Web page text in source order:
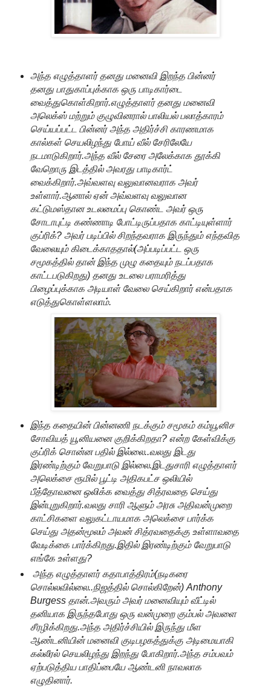
அந்த எழுத்தாளர் தனது மனைவி இறந்த பின்னர்
தனது பாதுகாப்புக்காக ஒரு பாடிகார்டை
வைத்துகொள்கிறார்.எழுத்தாளர் தனது மனைவி
அலெக்ஸ் மற்றும் குழுவினரால் பாலியல் பலாத்காரம்
செய்யப்பட்ட பின்னர் அந்த அதிர்ச்சி காரணமாக
கால்கள் செயலிழந்து போய் வீல் சேரிலேயே
நடமாடுகிறார்.அந்த வீல்சேரை அலேக்காக தூக்கி
வேறொரு இடத்தில் அவரது பாடிகார்ட்
வைக்கிறார்.அவ்வளவு வலுவானவராக அவர்
உள்ளார்.ஆனால் ஏன் அவ்வளவு வலுவான
கட்டுமஸ்தான உடலமைப்பு கொண்ட அவர் ஒரு
சோடாபுட்டி கண்ணாடி போட்டிருப்பதாக காட்டியுள்ளார்
குப்ரிக்? அவர் படிப்பில் சிறந்தவராக இருந்தும் எந்தவித
வேலையும் கிடைக்காததால்(அப்படிப்பட்ட ஒரு
சமூகத்தில் தான் இந்த முழு கதையும் நடப்பதாக
காட்டபடுகிறது) தனது உடலை பராமரித்து
பிழைப்புக்காக அடியாள் வேலை செய்கிறார் என்பதாக
எடுத்துகொள்ளலாம்.
இந்த கதையின் பின்னணி நடக்கும் சமூகம் கம்யூனிச
சோவியத் யூனியனை குறிக்கிறதா? என்ற கேள்விக்கு
குப்ரிக் சொன்ன பதில் இல்லை..வலது இடது
இரண்டிற்கும் வேறுபாடு இல்லை.இடதுசாரி எழுத்தாளர்
அலெக்சை ரூமில் பூட்டி அதிகபட்ச ஒலியில்
பீத்தோவனை ஒலிக்க வைத்து சித்ரவதை செய்து
இன்புறுகிறார்.வலது சாரி ஆளும் அரசு அதிவன்முறை
காட்சிகளை வலுகட்டாயமாக அலெக்சை பார்க்க
செய்து அதன்மூலம் அவன் சித்ரவதைக்கு உள்ளாவதை
வேடிக்கை பார்க்கிறது.இதில் இரண்டிற்கும் வேறுபாடு
எங்கே உள்ளது?
அந்த எழுத்தாளர் கதாபாத்திரம்(நடிகரை
சொல்லவில்லை..நிஜத்தில் சொல்கிறேன்) Anthony
Burgess தான்.அவரும் அவர் மனைவியும் வீட்டில்
தனியாக இருந்தபோது ஒரு வன்முறை கும்பல் அவளை
சீரழிக்கிறது.அந்த அதிர்ச்சியில் இருந்து மீள
ஆண்டனியின் மனைவி குடிபழகத்துக்கு அடிமையாகி
கல்லீரல் செயலிழந்து இறந்து போகிறார்.அந்த சம்பவம்
ஏற்படுத்திய பாதிப்பையே ஆண்டனி நாவலாக
எழுதினார்.